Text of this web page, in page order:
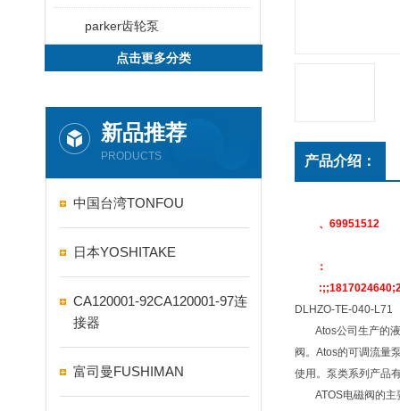
parker齿轮泵
点击更多分类
新品推荐
PRODUCTS
中国台湾TONFOU
日本YOSHITAKE
CA120001-92CA120001-97连
接器
富司曼FUSHIMAN
产品介绍：
、69951512
：
DLHZO-TE-040-L71
Atos公司生产的液
阀。Atos的可调流量
使用。泵类系列产品
ATOS电磁阀的主要